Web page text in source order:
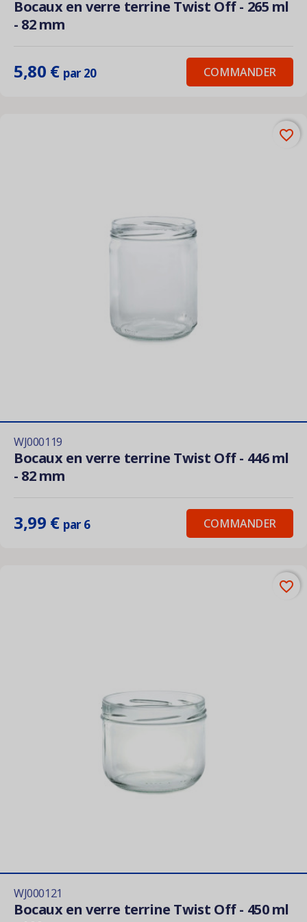
Bocaux en verre terrine Twist Off - 265 ml
- 82 mm
5,80 € par 20 COMMANDER
WJ000119
Bocaux en verre terrine Twist Off - 446 ml
- 82 mm
3,99 € par 6 COMMANDER
favorite_border
WJ000121
Bocaux en verre terrine Twist Off - 450 ml
favorite_border